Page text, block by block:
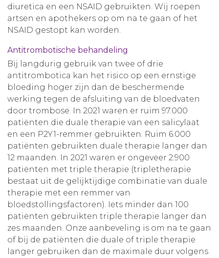
diuretica en een NSAID gebruikten. Wij roepen
artsen en apothekers op om na te gaan of het
NSAID gestopt kan worden.
Antitrombotische behandeling
Bij langdurig gebruik van twee of drie
antitrombotica kan het risico op een ernstige
bloeding hoger zijn dan de beschermende
werking tegen de afsluiting van de bloedvaten
door trombose. In 2021 waren er ruim 97.000
patiënten die duale therapie van een salicylaat
en een P2Y1-remmer gebruikten. Ruim 6.000
patiënten gebruikten duale therapie langer dan
12 maanden. In 2021 waren er ongeveer 2.900
patiënten met triple therapie (tripletherapie
bestaat uit de gelijktijdige combinatie van duale
therapie met een remmer van
bloedstollingsfactoren). Iets minder dan 100
patiënten gebruikten triple therapie langer dan
zes maanden. Onze aanbeveling is om na te gaan
of bij de patiënten die duale of triple therapie
langer gebruiken dan de maximale duur volgens